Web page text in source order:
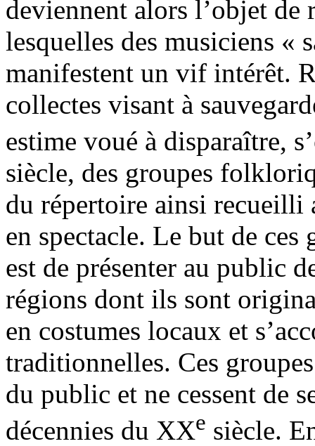
deviennent alors l’objet de
lesquelles des musiciens «
manifestent un vif intérêt.
collectes visant à
estime voué à disparaître,
siècle, des groupes
du répertoire ainsi recueilli
en spectacle. Le but de ces
est de présenter au public
régions dont ils sont
en costumes locaux et
traditionnelles. Ces
du public et ne cessent de
décennies du XXe siècle.